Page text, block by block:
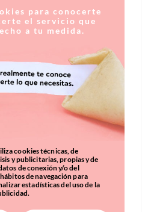
para conocerte
el servicio que
a tu medida.
cookies técnicas, de
y publicitarias, propias y de
de conexión y/o del
de navegación para
estadísticas del uso de la